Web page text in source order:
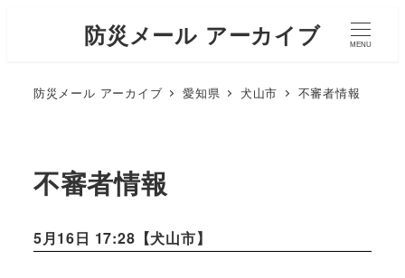
防災メール アーカイブ MENU
防災メール アーカイブ 愛知県 犬山市 不審者情報
不審者情報
5月16日 17:28【犬山市】